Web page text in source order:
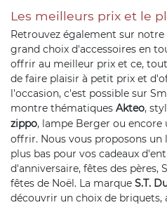
Les meilleurs prix et le
Retrouvez également sur
grand choix d'accessoires en
offrir au meilleur prix et ce,
de faire plaisir à petit prix et
l'occasion, c'est possible sur
montre thématiques Akteo,
zippo, lampe Berger ou encore
offrir. Nous vous proposons un
plus bas pour vos cadeaux
d'anniversaire, fêtes des pères,
fêtes de Noël. La marque S.T.
découvrir un choix de briquets,